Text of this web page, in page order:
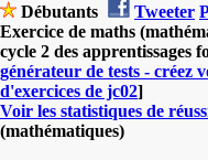
Débutants Tweeter
Exercice de maths
cycle 2 des apprentissages
générateur de tests - créez
d'exercices de jc02]
Voir les statistiques de
(mathématiques)